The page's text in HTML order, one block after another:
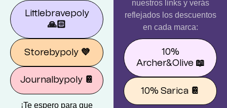
Littlebravepoly
🙏🏻
Storebypoly 💜
Journalbypoly 📔
¡Te espero para que
nuestros links y verás
reflejados los descuentos
en cada marca:
10%
Archer&Olive 📖
10% Sarica 📔